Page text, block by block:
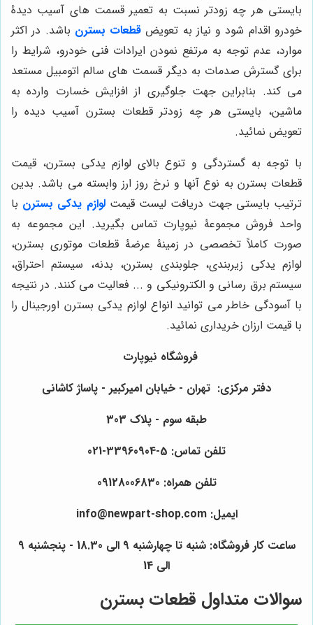
بایستی هر چه زودتر نسبت به تعمیر قسمت های آسیب دیدۀ
خودرو اقدام شود و نیاز به تعویض قطعات بسترن باشد. در اکثر
موارد، عدم توجه به مرتفع نمودن ایرادات فنی خودرو، شرایط را
برای گسترش صدمات به دیگر قسمت های سالم اتومبیل مستعد
می کند. بنابراین جهت جلوگیری از افزایش خسارت وارده به
ماشین، بایستی هر چه زودتر قطعات بسترن آسیب دیده را
تعویض نمائید.
با توجه به گستردگی و تنوع بالای لوازم یدکی بسترن، قیمت
قطعات بسترن به نوع آنها و نرخ روز ارز وابسته می باشد. بدین
ترتیب بایستی جهت دریافت لیست قیمتلوازم یدکی بسترن با
واحد فروش مجموعۀ نیوپارت تماس بگیرید. این مجموعه به
صورت کاملاً تخصصی در زمینۀ عرضۀ قطعات موتوری بسترن،
لوازم یدکی زیربندی، جلوبندی بسترن، بدنه، سیستم احتراق،
سیستم برق رسانی و الکترونیکی و ... فعالیت می کنند. در نتیجه
با آسودگی خاطر می توانید انواع لوازم یدکی بسترن اورجینال را
با قیمت ارزان خریداری نمائید.
فروشگاه نیوپارت
دفتر مرکزی: تهران - خیابان امیرکبیر - پاساژ کاشانی
طبقه سوم - پلاک 303
تلفن تماس: 5-33960904-021
تلفن همراه: 09128006830
ایمیل: info@newpart-shop.com
ساعت کار فروشگاه: شنبه تا چهارشنبه 9 الی 18.30 - پنجشنبه 9
الی 14
سوالات متداول قطعات بسترن